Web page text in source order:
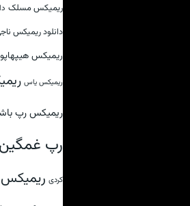
ریمیکس مسلک
دانلود ریمیکس
ریمیکس
ریمیکس یاس
ریمیکس رپ
رپ غمگین
کردی